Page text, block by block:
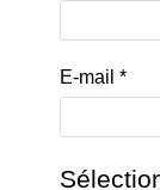
E-mail *